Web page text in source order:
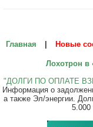
Главная Новые
Лохотрон в
"ДОЛГИ ПО ОПЛАТЕ
Информация о
а также Эл/энергии.
5.000